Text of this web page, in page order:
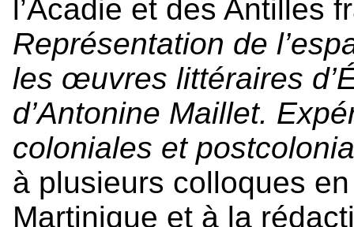
l’Acadie et des Antilles
Représentation de
les œuvres littéraires
d’Antonine Maillet.
coloniales et
à plusieurs colloques
Martinique et à la